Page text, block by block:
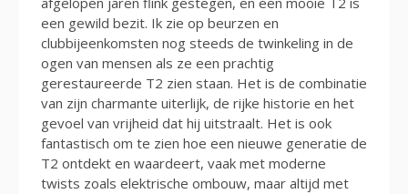
een gewild bezit. Ik zie op beurzen en
clubbijeenkomsten nog steeds de twinkeling in de
ogen van mensen als ze een prachtig
gerestaureerde T2 zien staan. Het is de combinatie
van zijn charmante uiterlijk, de rijke historie en het
gevoel van vrijheid dat hij uitstraalt. Het is ook
fantastisch om te zien hoe een nieuwe generatie de
T2 ontdekt en waardeert, vaak met moderne
twists zoals elektrische ombouw, maar altijd met